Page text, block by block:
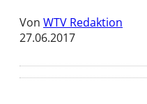
Von WTV Redaktion
27.06.2017